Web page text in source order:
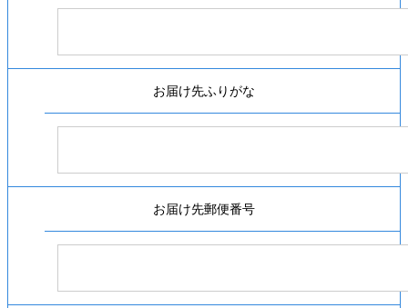
お届け先ふりがな
お届け先郵便番号